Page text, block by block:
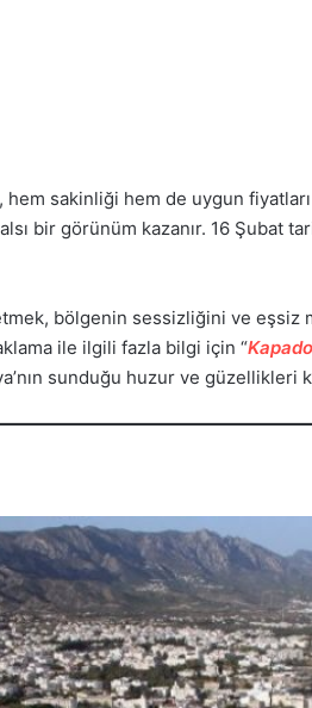
hem sakinliği hem de uygun
bir görünüm kazanır. 16 Şubat
bölgenin sessizliğini ve eşsiz
ile ilgili fazla bilgi için “
sunduğu huzur ve güzellikleri